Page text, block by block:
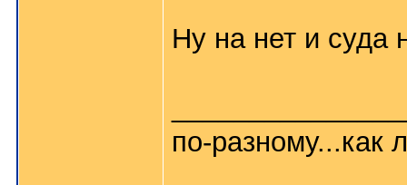
Ну на нет и суда
по-разному...как